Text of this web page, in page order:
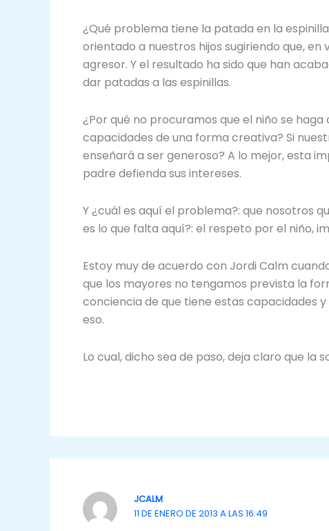
¿Qué problema tiene la patada en la
orientado a nuestros hijos sugiriendo que,
agresor. Y el resultado ha sido que han
dar patadas a las espinillas.
¿Por qué no procuramos que el niño se
capacidades de una forma creativa? Si
enseñará a ser generoso? A lo mejor, esta
padre defienda sus intereses.
Y ¿cuál es aquí el problema?: que nosotros
es lo que falta aquí?: el respeto por el niño,
Estoy muy de acuerdo con Jordi Calm
que los mayores no tengamos prevista la
conciencia de que tiene estas capacidades
eso.
Lo cual, dicho sea de paso, deja claro que la
JCALM
11 DE ENERO DE 2013 A LAS 16:49